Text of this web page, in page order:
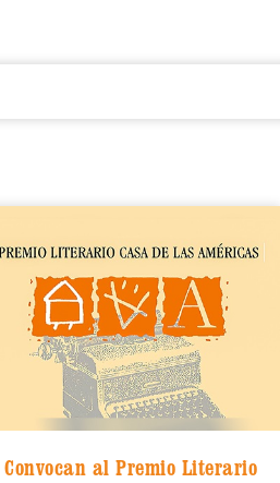
Convocan al Premio Literario